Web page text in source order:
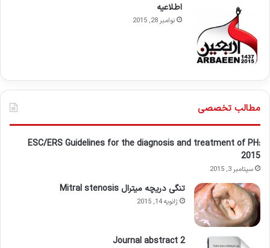
اطلاعيه
نوامبر 28, 2015
مطالب تخصصی
ESC/ERS Guidelines for the diagnosis and treatment of PH:
2015
سپتامبر 3, 2015
تنگی دریچه میترال Mitral stenosis
ژانویه 14, 2015
Journal abstract 2